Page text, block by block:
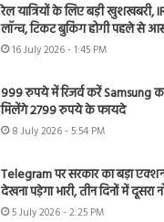
रेल यात्रियों के लिए बड़ी खुशखबरी,
लॉन्च, टिकट बुकिंग होगी पहले से
16 July 2026 - 1:45 PM
999 रुपये में रिजर्व करें Samsung
मिलेंगे 2799 रुपये के फायदे
8 July 2026 - 5:54 PM
Telegram पर सरकार का बड़ा
देखना पड़ेगा भारी, तीन दिनों में दूसरा
5 July 2026 - 2:25 PM